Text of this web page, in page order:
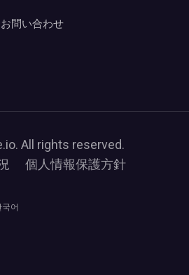
お問い合わせ
All rights reserved.
個人情報保護方針
국어